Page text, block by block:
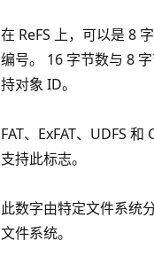
在 ReFS 上，可以是 8
编号。 16 字节数与 8
持对象 ID。
FAT、ExFAT、UDFS 和
支持此标志。
此数字由特定文件系统
文件系统。